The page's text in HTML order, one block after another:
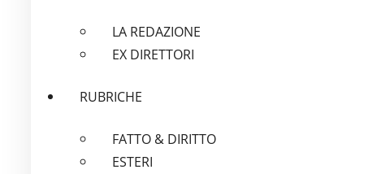
LA REDAZIONE
EX DIRETTORI
RUBRICHE
FATTO & DIRITTO
ESTERI